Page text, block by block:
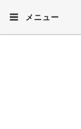
メニュー